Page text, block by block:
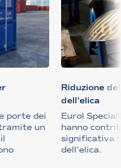
porte dei
un
Riduzione
dell’elica
Eurol
hanno
significativa
dell’elica.